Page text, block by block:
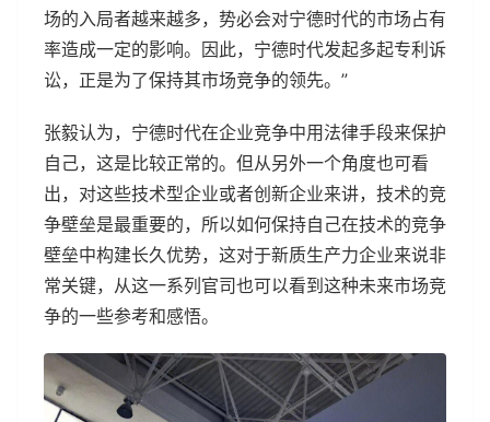
场的入局者越来越多，势必会对宁德时代的市场占有
率造成一定的影响。因此，宁德时代发起多起专利诉
讼，正是为了保持其市场竞争的领先。”
张毅认为，宁德时代在企业竞争中用法律手段来保护
自己，这是比较正常的。但从另外一个角度也可看
出，对这些技术型企业或者创新企业来讲，技术的竞
争壁垒是最重要的，所以如何保持自己在技术的竞争
壁垒中构建长久优势，这对于新质生产力企业来说非
常关键，从这一系列官司也可以看到这种未来市场竞
争的一些参考和感悟。